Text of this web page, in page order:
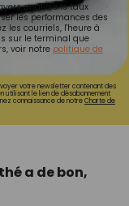
analyse le taux
les performances des
les courriels, l'heure à
sur le terminal que
voir notre politique de
votre newsletter contenant des
utilisant le lien de désabonnement
connaissance de notreCharte de
a de bon,